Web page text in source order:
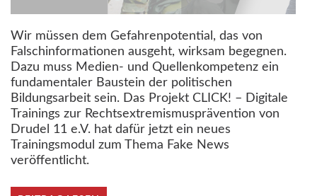
Wir müssen dem Gefahrenpotential, das von
Falschinformationen ausgeht, wirksam begegnen.
Dazu muss Medien- und Quellenkompetenz ein
fundamentaler Baustein der politischen
Bildungsarbeit sein. Das Projekt CLICK! – Digitale
Trainings zur Rechtsextremismusprävention von
Drudel 11 e.V. hat dafür jetzt ein neues
Trainingsmodul zum Thema Fake News
veröffentlicht.